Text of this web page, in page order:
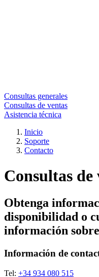
Consultas generales
Consultas de ventas
Asistencia técnica
Inicio
Soporte
Contacto
Consultas de
Obtenga
disponibilidad o
información
Información de
Tel: +34 934 080 515